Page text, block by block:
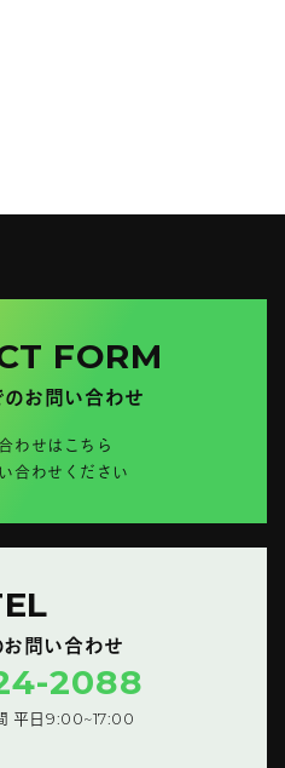
FORM
のお問い合わせ
わせはこちら
合わせください
問い合わせ
2088
平日9:00~17:00